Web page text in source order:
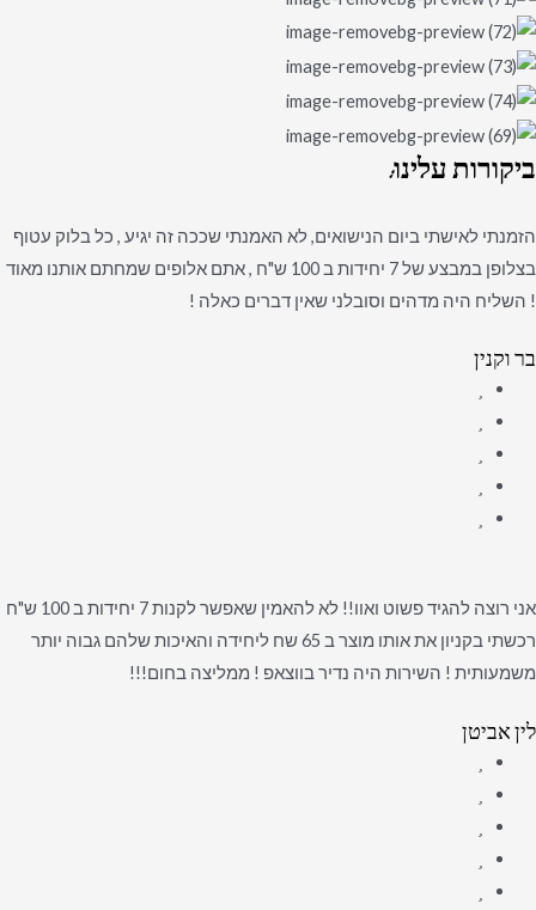
ביקורותעלינו:
הזמנתי לאישתי ביום הנישואים, לא האמנתי שככה זה יגיע , כל בלוק עטוף
בצלופן במבצע של 7 יחידות ב 100 ש"ח , אתם אלופים שמחתם אותנו מאוד
! השליח היה מדהים וסובלני שאין דברים כאלה !
בר וקנין
אני רוצה להגיד פשוט ואוו!! לא להאמין שאפשר לקנות 7 יחידות ב 100 ש"ח
רכשתי בקניון את אותו מוצר ב 65 שח ליחידה והאיכות שלהם גבוה יותר
משמעותית ! השירות היה נדיר בווצאפ ! ממליצה בחום!!!
לין אביטן